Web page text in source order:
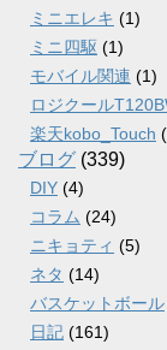
ミニエレキ (1)
ミニ四駆 (1)
モバイル関連 (1)
ロジクール
楽天kobo_Touch
ブログ (339)
DIY (4)
コラム (24)
ニキョティ (5)
ネタ (14)
バスケットボール
日記 (161)